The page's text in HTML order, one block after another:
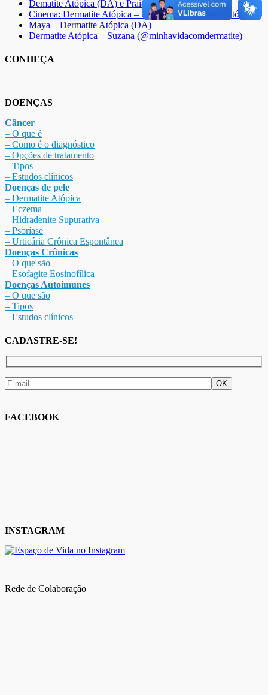
Dematite Atópica (DA) e Praia
Cinema: Dermatite Atópica – Dá para Mudar essa História
Maya – Dermatite Atópica (DA)
Dermatite Atópica – Suzana (@minhavidacomdermatite)
CONHEÇA
DOENÇAS
Câncer
– O que é
– Como é o diagnóstico
– Opções de tratamento
– Tipos
– Estudos clínicos
Doenças de pele
– Dermatite Atópica
– Eczema
– Hidradenite Supurativa
– Psoríase
– Urticária Crônica Espontânea
Doenças Crônicas
– O que são
– Esofagite Eosinofílica
Doenças Autoimunes
– O que são
– Tipos
– Estudos clínicos
CADASTRE-SE!
FACEBOOK
INSTAGRAM
Rede de Colaboração